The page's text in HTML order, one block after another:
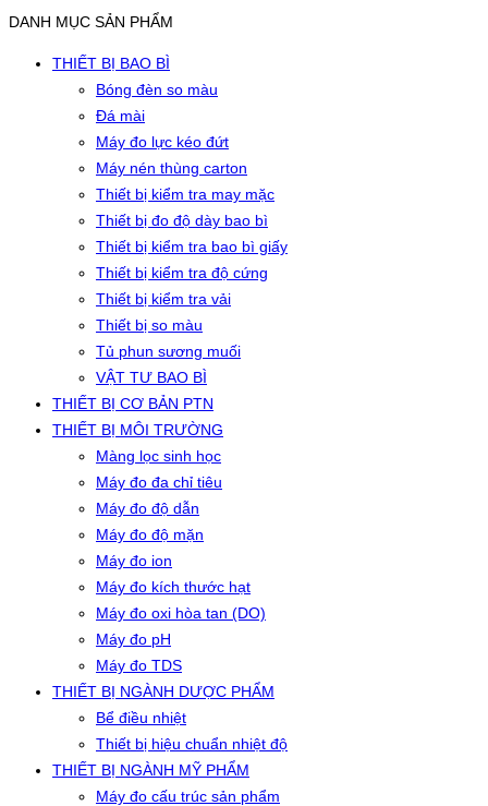
DANH MỤC SẢN PHẨM
THIẾT BỊ BAO BÌ
Bóng đèn so màu
Đá mài
Máy đo lực kéo đứt
Máy nén thùng carton
Thiết bị kiểm tra may mặc
Thiết bị đo độ dày bao bì
Thiết bị kiểm tra bao bì giấy
Thiết bị kiểm tra độ cứng
Thiết bị kiểm tra vải
Thiết bị so màu
Tủ phun sương muối
VẬT TƯ BAO BÌ
THIẾT BỊ CƠ BẢN PTN
THIẾT BỊ MÔI TRƯỜNG
Màng lọc sinh học
Máy đo đa chỉ tiêu
Máy đo độ dẫn
Máy đo độ mặn
Máy đo ion
Máy đo kích thước hạt
Máy đo oxi hòa tan (DO)
Máy đo pH
Máy đo TDS
THIẾT BỊ NGÀNH DƯỢC PHẨM
Bể điều nhiệt
Thiết bị hiệu chuẩn nhiệt độ
THIẾT BỊ NGÀNH MỸ PHẨM
Máy đo cấu trúc sản phẩm